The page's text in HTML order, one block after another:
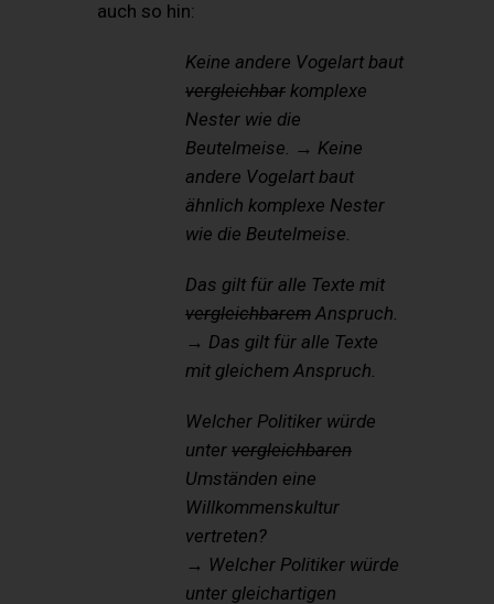
auch so hin:
Keine andere Vogelart baut
vergleichbar komplexe
Nester wie die
Beutelmeise. → Keine
andere Vogelart baut
ähnlich komplexe Nester
wie die Beutelmeise.
Das gilt für alle Texte mit
vergleichbarem Anspruch.
→ Das gilt für alle Texte
mit gleichem Anspruch.
Welcher Politiker würde
unter vergleichbaren
Umständen eine
Willkommenskultur
vertreten?
→ Welcher Politiker würde
unter gleichartigen